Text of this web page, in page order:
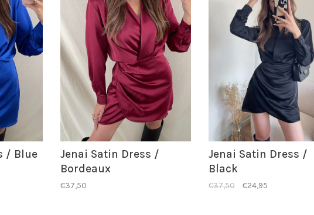
/ Blue
Jenai Satin Dress /
Bordeaux
€37,50
Jenai Satin Dress /
Black
€37,50 €24,95